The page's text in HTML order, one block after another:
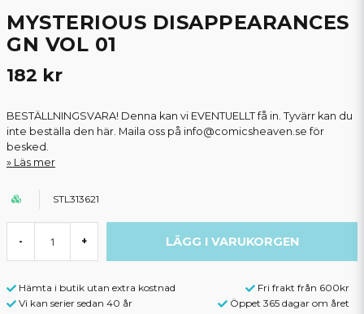
MYSTERIOUS DISAPPEARANCES
GN VOL 01
182 kr
BESTÄLLNINGSVARA! Denna kan vi EVENTUELLT få in. Tyvärr kan du
inte beställa den här. Maila oss på info@comicsheaven.se för
besked.
Läs mer
STL313621
- + LÄGG I VARUKORGEN
Hämta i butik utan extra kostnad
Fri frakt från 600kr
Vi kan serier sedan 40 år
Öppet 365 dagar om året